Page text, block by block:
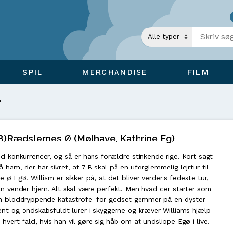
Indtast
SPIL MERCHANDISE FILM
Ø (Mølhave, Kathrine Eg)
konkurrencer, og så er hans forældre stinkende rige. Kort sagt
der har sikret, at 7.B skal på en uforglemmelig lejrtur til
ø Egø. William er sikker på, at det bliver verdens fedeste tur,
vender hjem. Alt skal være perfekt. Men hvad der starter som
bloddryppende katastrofe, for godset gemmer på en dyster
og ondskabsfuldt lurer i skyggerne og kræver Williams hjælp
fald, hvis han vil gøre sig håb om at undslippe Egø i live.